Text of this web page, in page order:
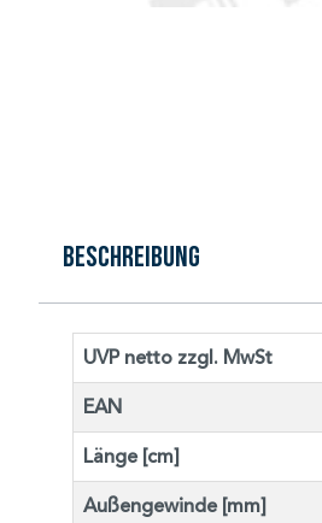
Beschreibung
UVP netto zzgl. MwSt
EAN
Länge [cm]
Außengewinde [mm]